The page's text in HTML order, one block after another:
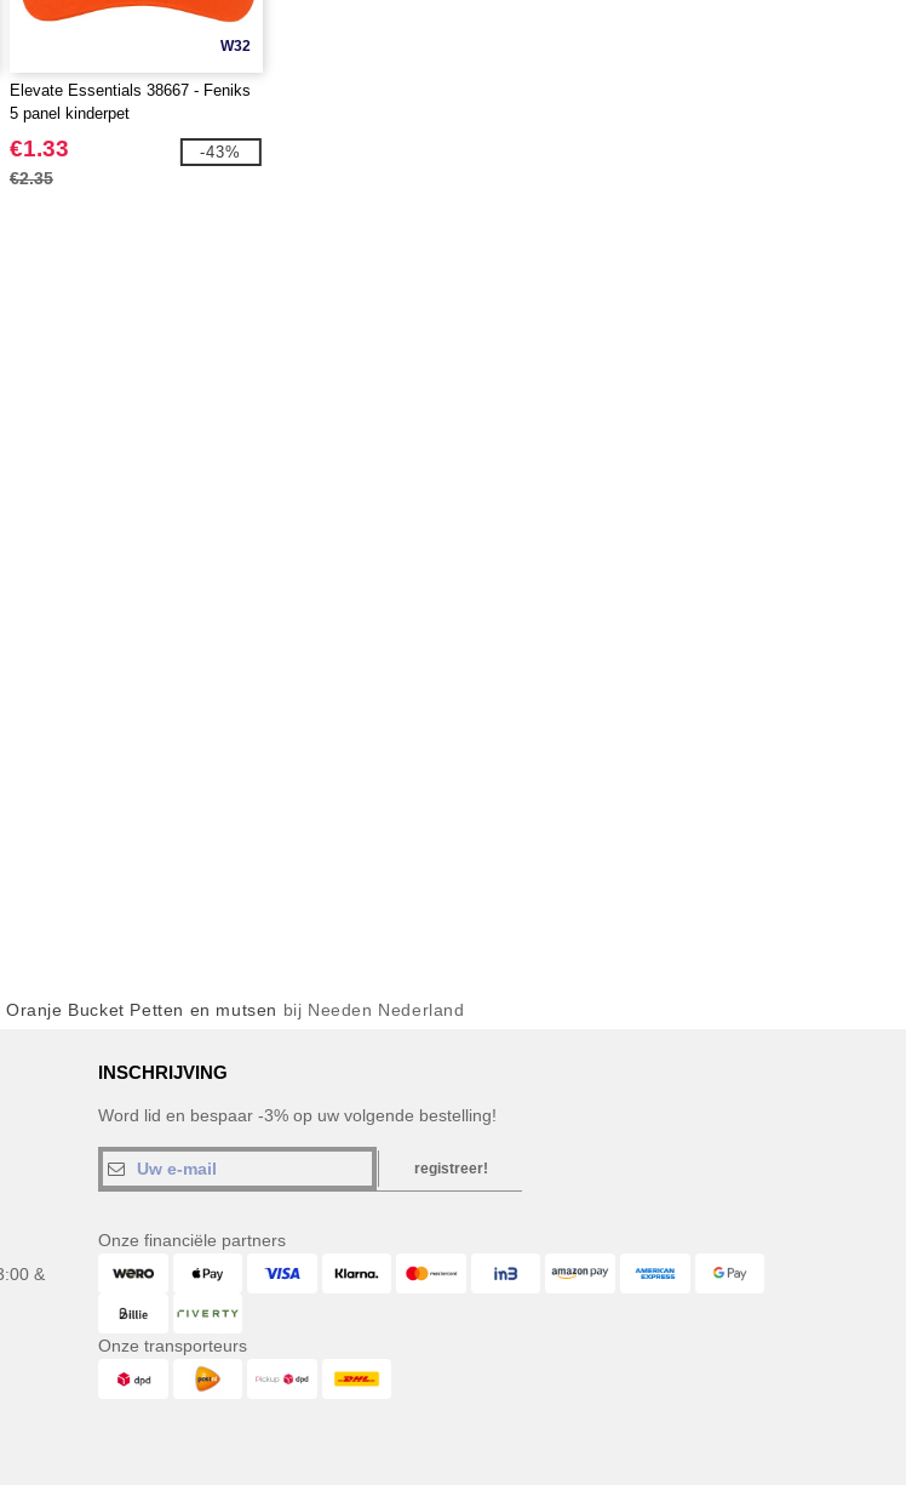
W32
Elevate Essentials 38667 - Feniks
5 panel kinderpet
€1.33
€2.35
-43%
Bucket Petten en mutsen bij Needen Nederland
&
INSCHRIJVING
Word lid en bespaar -3% op uw volgende bestelling!
registreer!
Onze financiële partners
Onze transporteurs